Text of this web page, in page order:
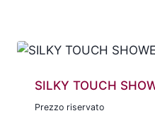
SILKY TOUCH
Prezzo riservato